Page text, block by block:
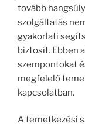
tovább
szolgáltatás
gyakorlati
biztosít. Ebben
szempontokat
megfelelő
kapcsolatban.
A temetkezési